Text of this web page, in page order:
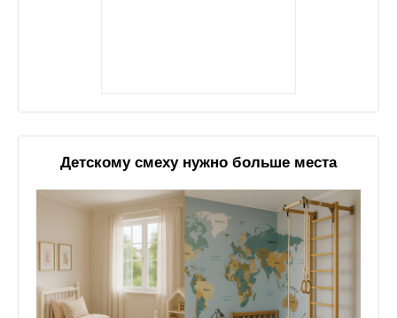
Детскому смеху нужно больше места